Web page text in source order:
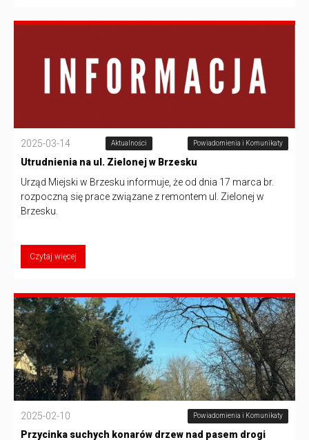
2025-03-14 Aktualności Powiadomienia i Komunikaty
Utrudnienia na ul. Zielonej w Brzesku
Urząd Miejski w Brzesku informuje, że od dnia 17 marca br.
rozpoczną się prace związane z remontem ul. Zielonej w
Brzesku.
Czytaj więcej
2025-02-10 Powiadomienia i Komunikaty
Przycinka suchych konarów drzew nad pasem drogi